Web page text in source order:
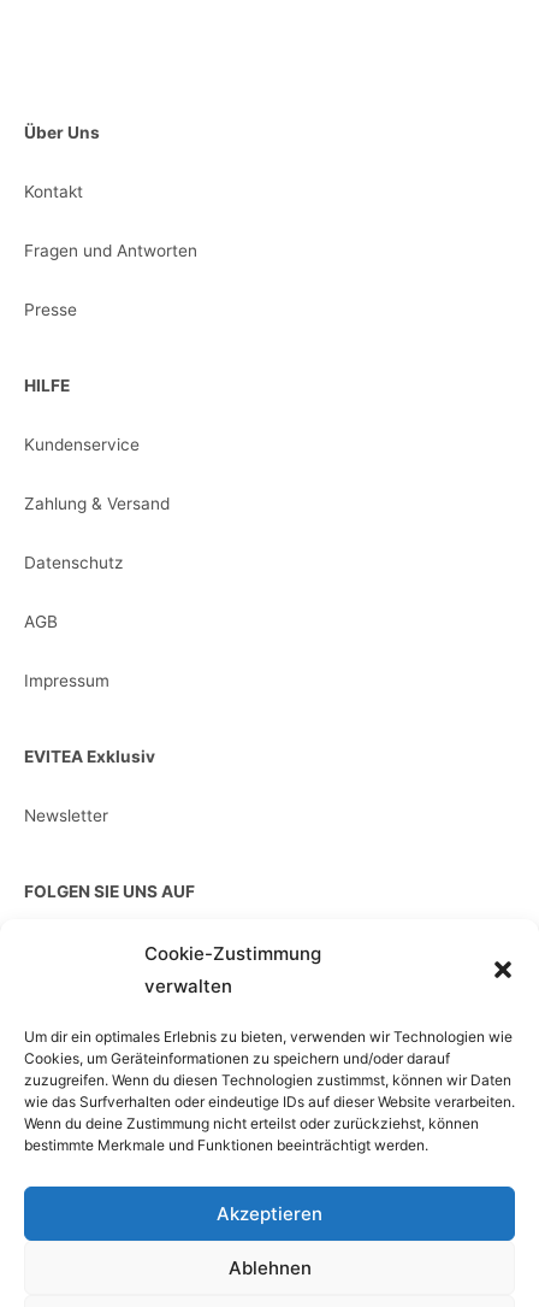
Cookie-Zustimmung
verwalten
Um dir ein optimales Erlebnis zu bieten, verwenden wir Technologien wie
Cookies, um Geräteinformationen zu speichern und/oder darauf
zuzugreifen. Wenn du diesen Technologien zustimmst, können wir Daten
wie das Surfverhalten oder eindeutige IDs auf dieser Website verarbeiten.
Wenn du deine Zustimmung nicht erteilst oder zurückziehst, können
bestimmte Merkmale und Funktionen beeinträchtigt werden.
Akzeptieren
Ablehnen
Über Uns
Kontakt
Fragen und Antworten
Presse
HILFE
Kundenservice
Zahlung & Versand
Datenschutz
AGB
Impressum
EVITEA Exklusiv
Newsletter
FOLGEN SIE UNS AUF